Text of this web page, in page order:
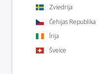
Zviedrija
Čehijas Republika
Īrija
Šveice